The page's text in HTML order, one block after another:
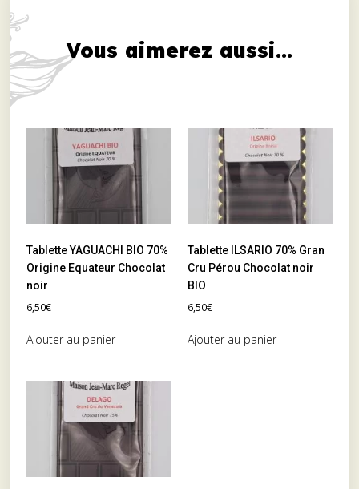
Vous aimerez aussi...
Tablette YAGUACHI BIO 70%
Origine Equateur Chocolat
noir
6,50€
Ajouter au panier
Tablette ILSARIO 70% Gran
Cru Pérou Chocolat noir
BIO
6,50€
Ajouter au panier